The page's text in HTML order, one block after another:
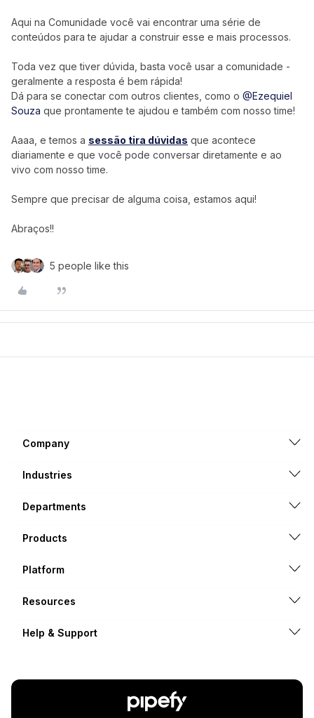
Aqui na Comunidade você vai encontrar uma série de
conteúdos para te ajudar a construir esse e mais processos.
Toda vez que tiver dúvida, basta você usar a comunidade -
geralmente a resposta é bem rápida!
Dá para se conectar com outros clientes, como o @Ezequiel
Souza que prontamente te ajudou e também com nosso time!
Aaaa, e temos a sessão tira dúvidas que acontece
diariamente e que você pode conversar diretamente e ao
vivo com nosso time.
Sempre que precisar de alguma coisa, estamos aqui!
Abraços!!
5 people like this
Company
Industries
Departments
Products
Platform
Resources
Help & Support